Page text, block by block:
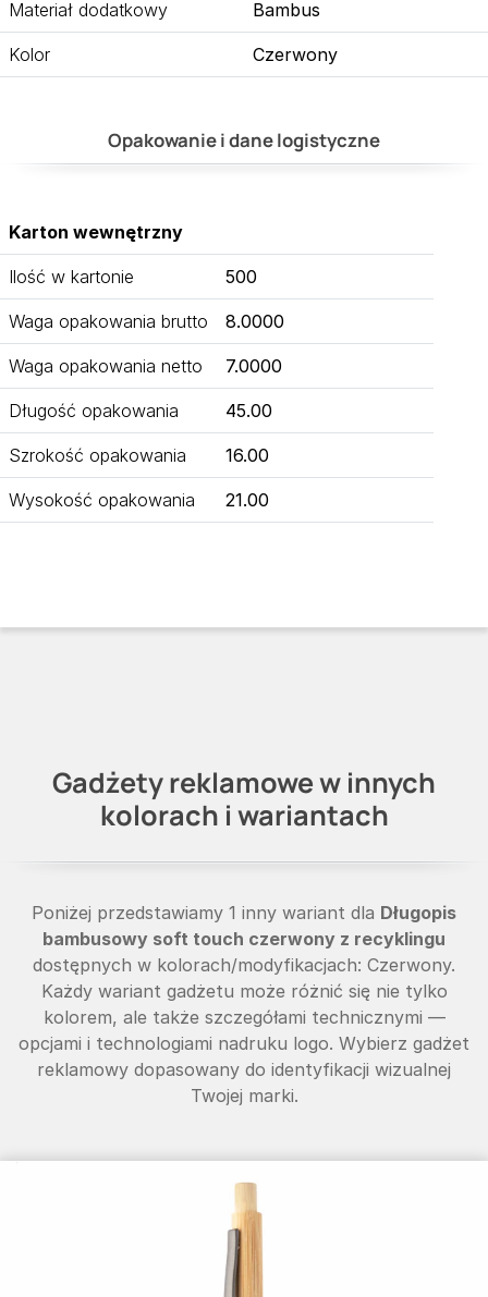
Materiał dodatkowy Bambus
Kolor Czerwony
Opakowanie i dane logistyczne
Karton wewnętrzny
Ilość w kartonie 500
Waga opakowania brutto 8.0000
Waga opakowania netto 7.0000
Długość opakowania 45.00
Szrokość opakowania 16.00
Wysokość opakowania 21.00
Gadżety reklamowe w innych
kolorach i wariantach
Poniżej przedstawiamy 1 inny wariant dla Długopis
bambusowy soft touch czerwony z recyklingu
dostępnych w kolorach/modyfikacjach: Czerwony.
Każdy wariant gadżetu może różnić się nie tylko
kolorem, ale także szczegółami technicznymi —
opcjami i technologiami nadruku logo. Wybierz gadżet
reklamowy dopasowany do identyfikacji wizualnej
Twojej marki.